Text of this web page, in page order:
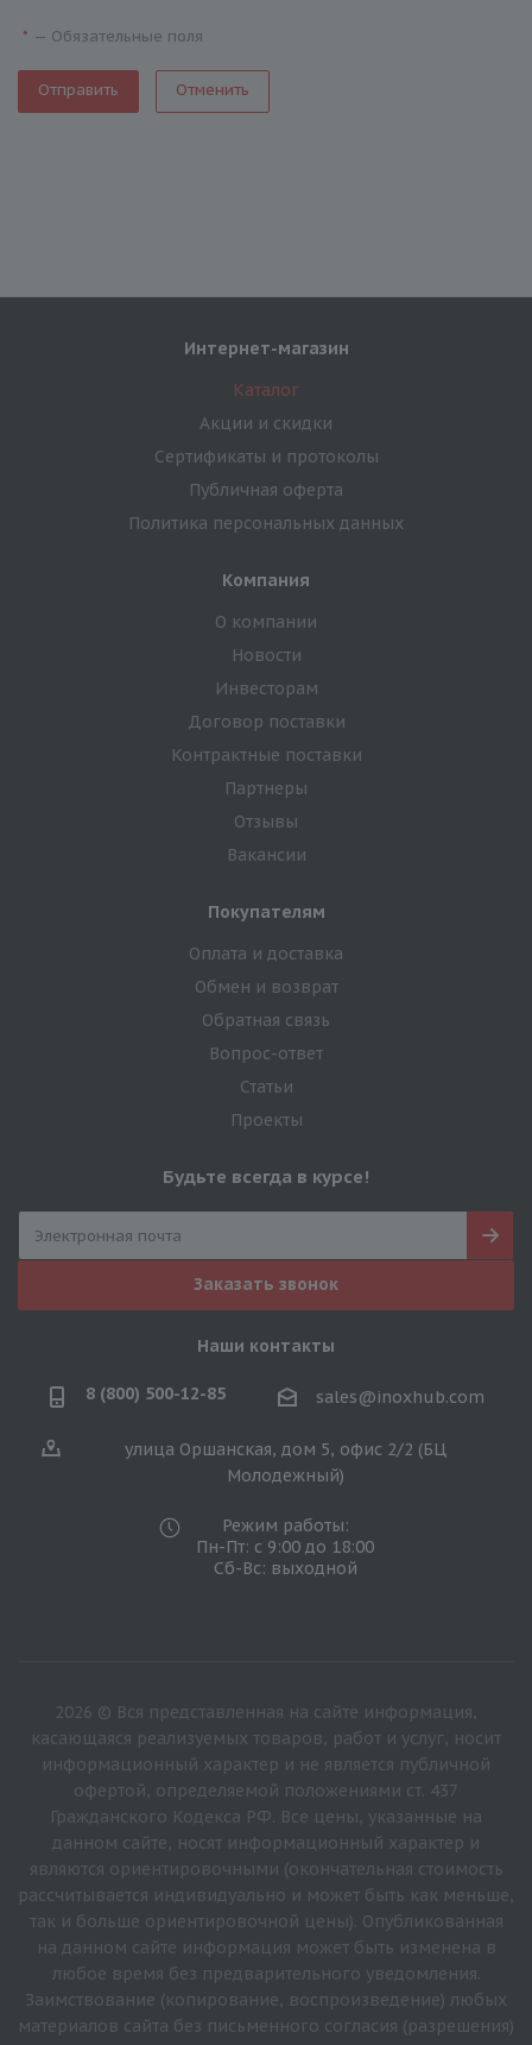
* — Обязательные поля
Отменить
Интернет-магазин
Каталог
Акции и скидки
Сертификаты и протоколы
Публичная оферта
Политика персональных данных
Компания
О компании
Новости
Инвесторам
Договор поставки
Контрактные поставки
Партнеры
Отзывы
Вакансии
Покупателям
Оплата и доставка
Обмен и возврат
Обратная связь
Вопрос-ответ
Статьи
Проекты
Будьте всегда в курсе!
Заказать звонок
Наши контакты
8 (800) 500-12-85 sales@inoxhub.com
улица Оршанская, дом 5, офис 2/2 (БЦ
Молодежный)
Режим работы:
Пн-Пт: с 9:00 до 18:00
Сб-Вс: выходной
2026 © Вся представленная на сайте информация,
касающаяся реализуемых товаров, работ и услуг, носит
информационный характер и не является публичной
офертой, определяемой положениями ст. 437
Гражданского Кодекса РФ. Все цены, указанные на
данном сайте, носят информационный характер и
являются ориентировочными (окончательная стоимость
рассчитывается индивидуально и может быть как меньше,
так и больше ориентировочной цены). Опубликованная
на данном сайте информация может быть изменена в
любое время без предварительного уведомления.
Заимствование (копирование, воспроизведение) любых
материалов сайта без письменного согласия (разрешения)